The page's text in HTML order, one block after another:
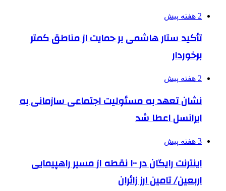
2 هفته پیش
تأکید ستار هاشمی بر حمایت از مناطق کمتر
برخوردار
2 هفته پیش
نشان تعهد به مسئولیت اجتماعی سازمانی به
ایرانسل اعطا شد
3 هفته پیش
اینترنت رایگان در ۱۰۰ نقطه از مسیر راهپیمایی
اربعین/ تامین ارز زائران